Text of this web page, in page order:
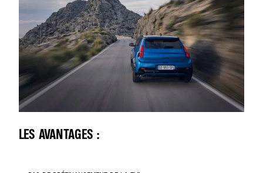
LES AVANTAGES :